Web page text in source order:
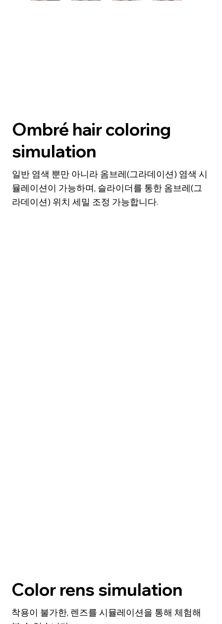
Ombré hair coloring
simulation
일반 염색 뿐만 아니라 옴브레(그라데이션) 염색 시
뮬레이션이 가능하며, 슬라이더를 통한 옴브레(그
라데이션) 위치 세밀 조정 가능합니다.
Color rens simulation
​착용이 불가한, 렌즈를 시뮬레이션을 통해 체험해